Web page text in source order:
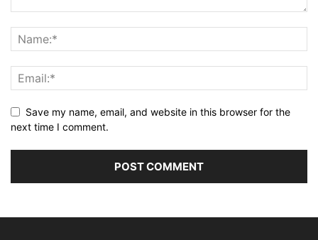
Save my name, email, and website in this browser for the
next time I comment.